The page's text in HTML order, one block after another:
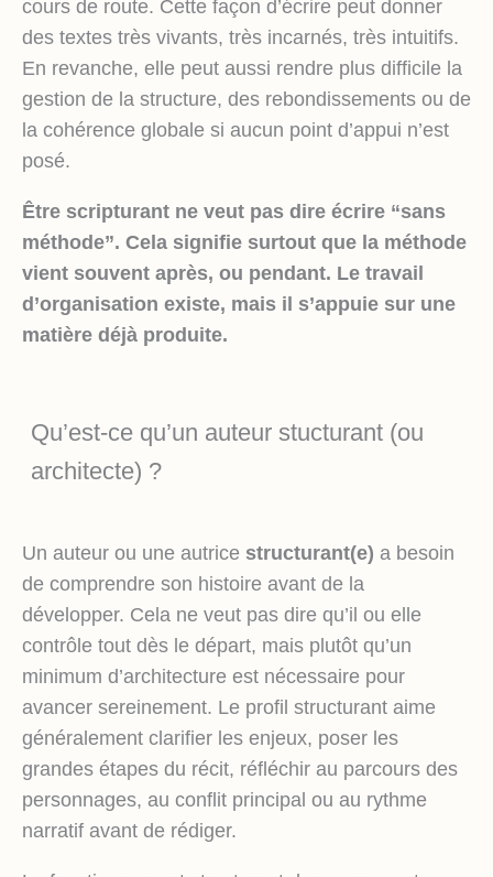
cours de route. Cette façon d’écrire peut donner
des textes très vivants, très incarnés, très intuitifs.
En revanche, elle peut aussi rendre plus difficile la
gestion de la structure, des rebondissements ou de
la cohérence globale si aucun point d’appui n’est
posé.
Être scripturant ne veut pas dire écrire “sans
méthode”. Cela signifie surtout que la méthode
vient souvent après, ou pendant. Le travail
d’organisation existe, mais il s’appuie sur une
matière déjà produite.
Qu’est-ce qu’un auteur stucturant (ou
architecte) ?
Un auteur ou une autrice structurant(e) a besoin
de comprendre son histoire avant de la
développer. Cela ne veut pas dire qu’il ou elle
contrôle tout dès le départ, mais plutôt qu’un
minimum d’architecture est nécessaire pour
avancer sereinement. Le profil structurant aime
généralement clarifier les enjeux, poser les
grandes étapes du récit, réfléchir au parcours des
personnages, au conflit principal ou au rythme
narratif avant de rédiger.